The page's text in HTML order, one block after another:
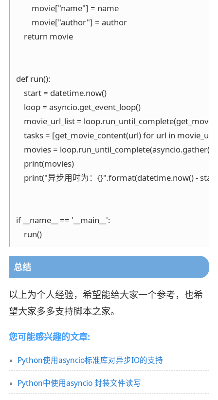
        movie["name"] = name
        movie["author"] = author
    return movie
def run():
    start = datetime.now()
    loop = asyncio.get_event_loop()
movie_url_list =
tasks = [get_movie_content(url) for url in
movies =
    print(movies)
print("异步用时为：{}".format(datetime.now() -
if __name__ == '__main__':
    run()
总结
以上为个人经验，希望能给大家一个参考，也希
望大家多多支持脚本之家。
您可能感兴趣的文章:
Python使用asyncio标准库对异步IO的支持
Python中使用asyncio 封装文件读写